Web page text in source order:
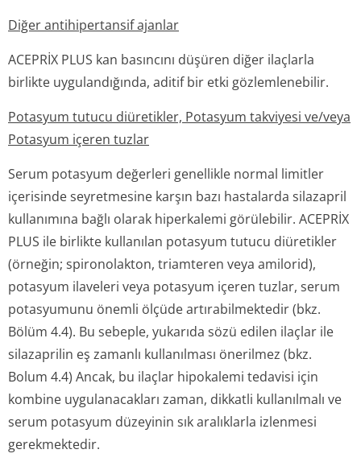
Diğer antihipertansif ajanlar
ACEPRİX PLUS kan basıncını düşüren diğer ilaçlarla
birlikte uygulandığında, aditif bir etki gözlemlenebilir.
Potasyum tutucu diüretikler, Potasyum takviyesi ve/veya
Potasyum içeren tuzlar
Serum potasyum değerleri genellikle normal limitler
içerisinde seyretmesine karşın bazı hastalarda silazapril
kullanımına bağlı olarak hiperkalemi görülebilir. ACEPRİX
PLUS ile birlikte kullanılan potasyum tutucu diüretikler
(örneğin; spironolakton, triamteren veya amilorid),
potasyum ilaveleri veya potasyum içeren tuzlar, serum
potasyumunu önemli ölçüde artırabilmektedir (bkz.
Bölüm 4.4). Bu sebeple, yukarıda sözü edilen ilaçlar ile
silazaprilin eş zamanlı kullanılması önerilmez (bkz.
Bolum 4.4) Ancak, bu ilaçlar hipokalemi tedavisi için
kombine uygulanacakları zaman, dikkatli kullanılmalı ve
serum potasyum düzeyinin sık aralıklarla izlenmesi
gerekmektedir.